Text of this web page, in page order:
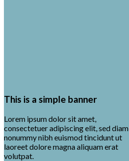
This is a simple banner
Lorem ipsum dolor sit amet,
consectetuer adipiscing elit, sed diam
nonummy nibh euismod tincidunt ut
laoreet dolore magna aliquam erat
volutpat.